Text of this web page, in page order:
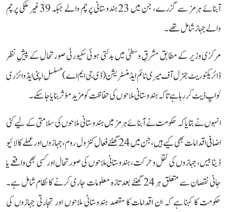
آبنائے ہرمز سے گزرے، جن میں 23 ہندوستانی پرچم والے جبکہ 39 غیر ملکی پرچم
والے جہاز شامل تھے۔
مرکزی وزیر کے مطابق مشرقِ وسطیٰ میں بدلتی ہوئی سکیورٹی صورتحال کے پیشِ نظر
ڈائریکٹوریٹ جنرل آف میری ٹائم ایڈمنسٹریشن (ڈی جی ایم اے) مسلسل اپنی ایڈوائزری
کو اپ ڈیٹ کر رہا ہے تاکہ ہندوستانی ملاحوں کی حفاظت کو مزید مؤثر بنایا جا سکے۔
انہوں نے بتایا کہ حکومت نے آبنائے ہرمز میں ہندوستانی ملاحوں کی سلامتی کے لیے کئی
اضافی اقدامات بھی کیے ہیں، جن میں 24 گھنٹے فعال کنٹرول روم، جہازوں اور عملے کا لائیو
ڈیٹا بیس، جہازوں کی نقل و حرکت، ہندوستانی ملاحوں کی صورتحال اور کسی بھی واقعے یا
جانی نقصان سے متعلق ہر 24 گھنٹے بعد تازہ معلومات جاری کرنے کا نظام شامل ہے۔
حکومت کا کہنا ہے کہ ان اقدامات کا مقصد ہندوستانی ملاحوں اور تجارتی جہازوں کی